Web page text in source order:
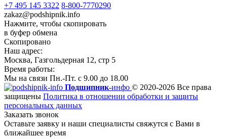
+7 495 145 3322 8-800-7770290
zakaz@podshipnik.info
Нажмите, чтобы скопировать
в буфер обмена
Скопировано
Наш адрес:
Москва, Газгольдерная 12, стр 5
Время работы:
Мы на связи Пн.-Пт. с 9.00 до 18.00
Подшипник-инфо © 2020-2026 Все права
защищены Политика в отношении обработки и защиты
персональных данных
Заказать звонок
Оставьте заявку и наши специалисты свяжутся с Вами в
ближайшее время